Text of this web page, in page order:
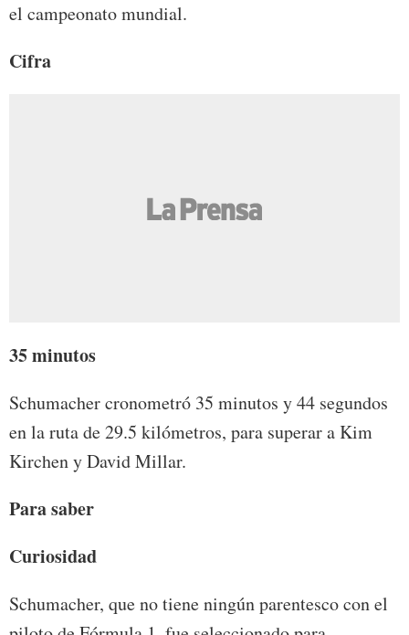
el campeonato mundial.
Cifra
35 minutos
Schumacher cronometró 35 minutos y 44 segundos
en la ruta de 29.5 kilómetros, para superar a Kim
Kirchen y David Millar.
Para saber
Curiosidad
Schumacher, que no tiene ningún parentesco con el